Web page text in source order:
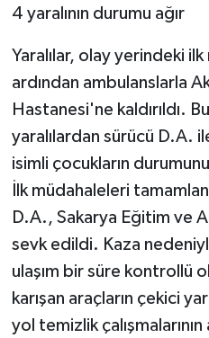
4 yaralının durumu ağır
Yaralılar, olay yerindeki
ardından ambulanslarla
Hastanesi'ne kaldırıldı.
yaralılardan sürücü D.A.
isimli çocukların
İlk müdahaleleri
D.A., Sakarya Eğitim ve
sevk edildi. Kaza
ulaşım bir süre kontrollü
karışan araçların çekici
yol temizlik çalışmalarının